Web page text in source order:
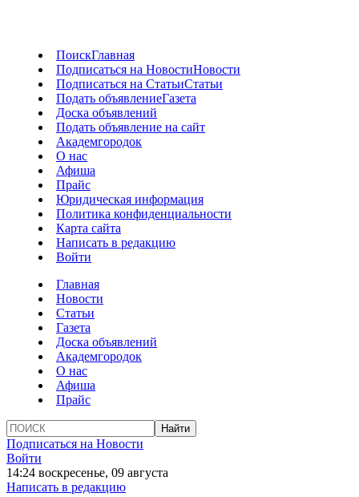
ПоискГлавная
Подписаться на НовостиНовости
Подписаться на СтатьиСтатьи
Подать объявлениеГазета
Доска объявлений
Подать объявление на сайт
Академгородок
О нас
Афиша
Прайс
Юридическая информация
Политика конфиденциальности
Карта сайта
Написать в редакцию
Войти
Главная
Новости
Статьи
Газета
Доска объявлений
Академгородок
О нас
Афиша
Прайс
Подписаться на Новости
Войти
14:24 воскресенье, 09 августа
Написать в редакцию